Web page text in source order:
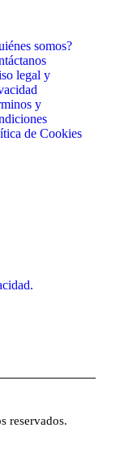
somos?
legal y
y
de Cookies
reservados.